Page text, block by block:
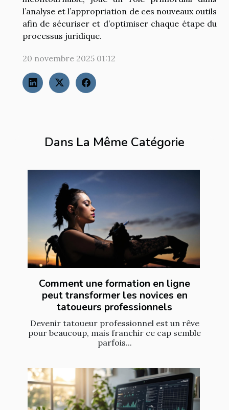
Dans La Même Catégorie
Comment une formation en ligne
peut transformer les novices en
tatoueurs professionnels
Devenir tatoueur professionnel est un rêve
pour beaucoup, mais franchir ce cap semble
parfois...
l’analyse et l’appropriation de ces nouveaux outils
afin de sécuriser et d’optimiser chaque étape du
processus juridique.
20 novembre 2025 01:12